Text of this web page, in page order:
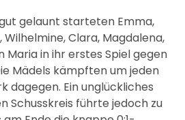
gelaunt starteten Emma,
Wilhelmine, Clara, Magdalena,
Maria in ihr erstes Spiel gegen
Mädels kämpften um jeden
dagegen. Ein unglückliches
Schusskreis führte jedoch zu